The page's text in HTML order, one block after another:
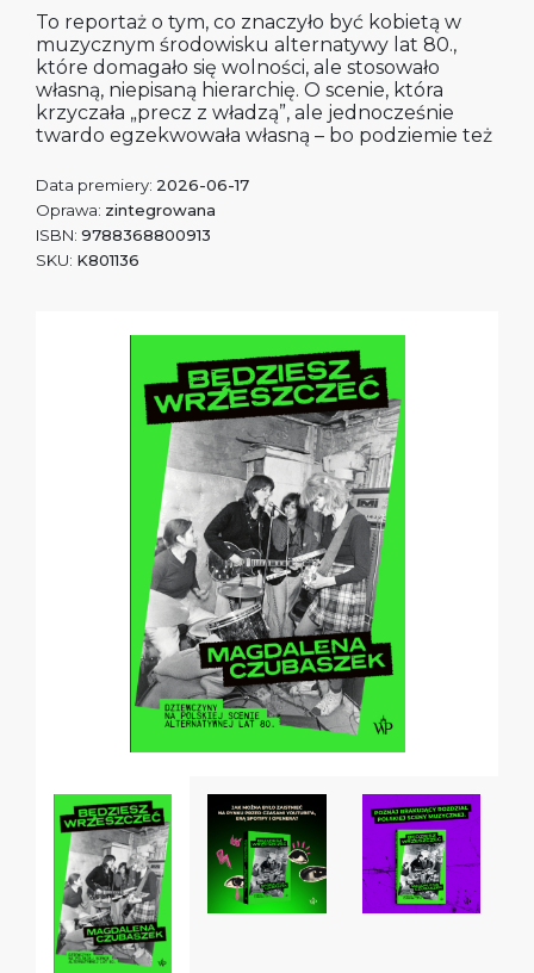
To reportaż o tym, co znaczyło być kobietą w
muzycznym środowisku alternatywy lat 80.,
które domagało się wolności, ale stosowało
własną, niepisaną hierarchię. O scenie, która
krzyczała „precz z władzą”, ale jednocześnie
twardo egzekwowała własną – bo podziemie też
Data premiery: 2026-06-17
Oprawa: zintegrowana
ISBN: 9788368800913
SKU: K801136